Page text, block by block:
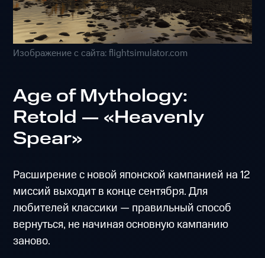
Изображение с сайта: flightsimulator.com
Age of Mythology:
Retold — «Heavenly
Spear»
Расширение с новой японской кампанией на 12
миссий выходит в конце сентября. Для
любителей классики — правильный способ
вернуться, не начиная основную кампанию
заново.